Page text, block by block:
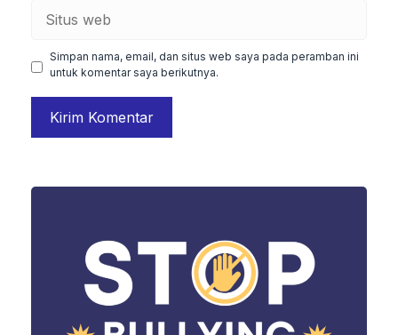
Simpan nama, email, dan situs web saya pada peramban ini
untuk komentar saya berikutnya.